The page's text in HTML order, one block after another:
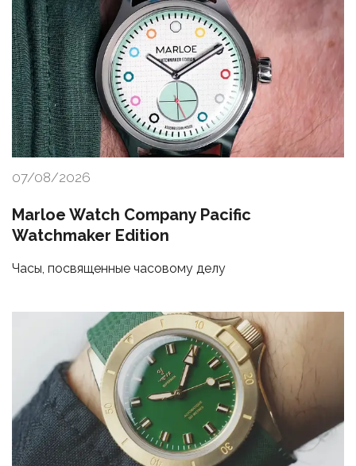
07/08/2026
Marloe Watch Company Pacific
Watchmaker Edition
Часы, посвященные часовому делу